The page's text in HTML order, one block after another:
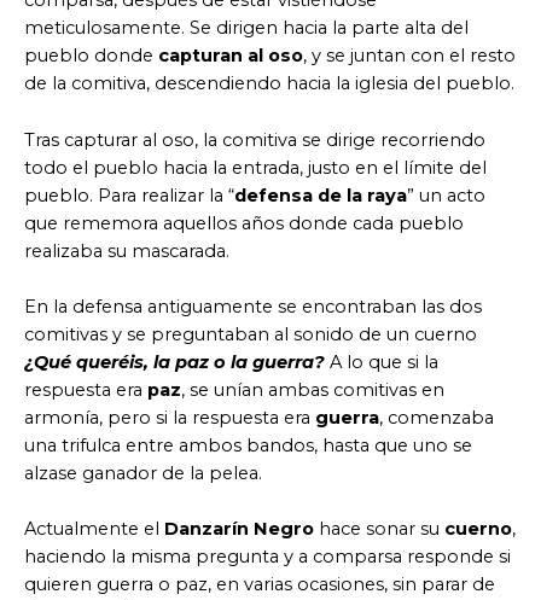
meticulosamente. Se dirigen hacia la parte alta del
pueblo donde capturan al oso, y se juntan con el resto
de la comitiva, descendiendo hacia la iglesia del pueblo.
Tras capturar al oso, la comitiva se dirige recorriendo
todo el pueblo hacia la entrada, justo en el límite del
pueblo. Para realizar la “defensa de la raya” un acto
que rememora aquellos años donde cada pueblo
realizaba su mascarada.
En la defensa antiguamente se encontraban las dos
comitivas y se preguntaban al sonido de un cuerno
¿Qué queréis, la paz o la guerra? A lo que si la
respuesta era paz, se unían ambas comitivas en
armonía, pero si la respuesta era guerra, comenzaba
una trifulca entre ambos bandos, hasta que uno se
alzase ganador de la pelea.
Actualmente el Danzarín Negro hace sonar su cuerno,
haciendo la misma pregunta y a comparsa responde si
quieren guerra o paz, en varias ocasiones, sin parar de